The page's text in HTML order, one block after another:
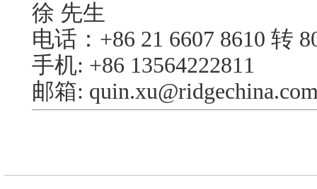
徐 先生
电话：+86 21 6607 8610 转
手机: +86 13564222811
邮箱: